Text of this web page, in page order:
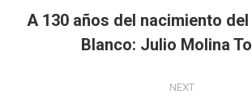
navigation
Previous
post:
A 130 años del nacimiento del
Blanco: Julio Molina
NEXT